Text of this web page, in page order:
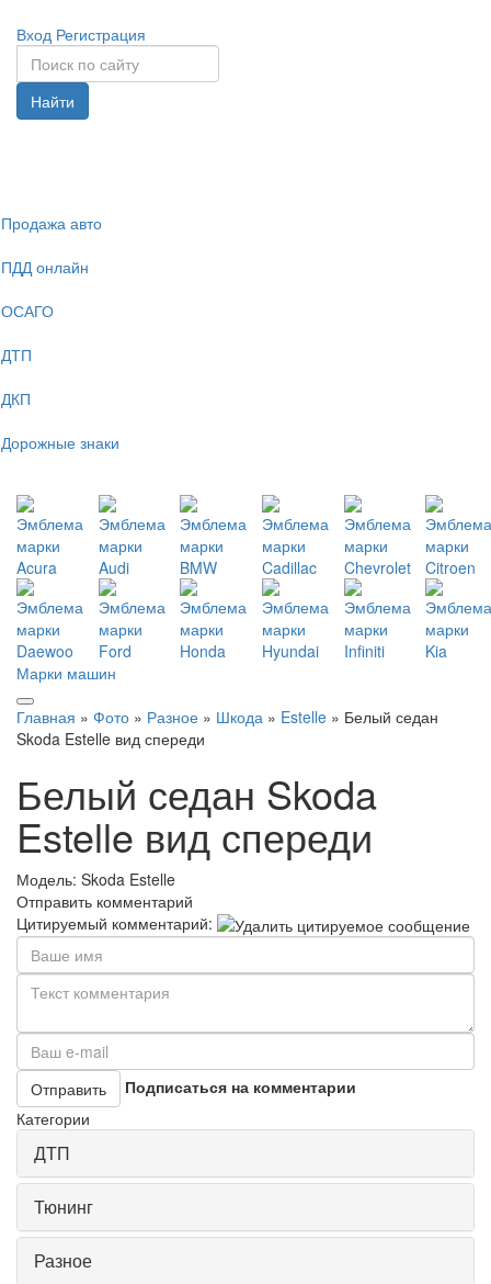
Вход Регистрация
Найти
Продажа авто
ПДД онлайн
ОСАГО
ДТП
ДКП
Дорожные знаки
Марки машин
Главная » Фото » Разное » Шкода » Estelle » Белый седан
Skoda Estelle вид спереди
Белый седан Skoda
Estelle вид спереди
Модель: Skoda Estelle
Отправить комментарий
Цитируемый комментарий:
Отправить
Подписаться на комментарии
Категории
ДТП
Тюнинг
Разное